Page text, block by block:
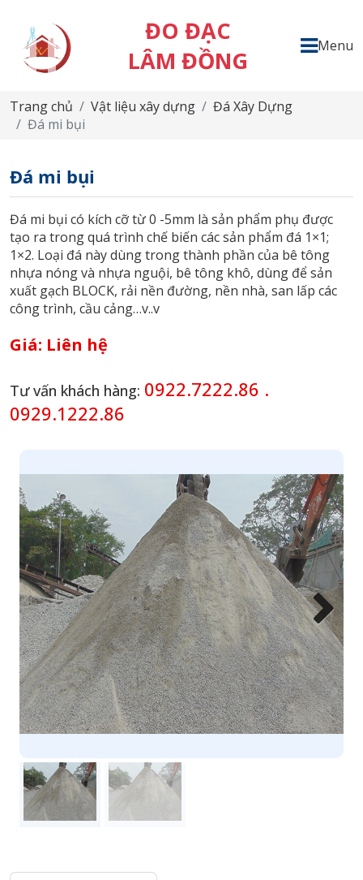
ĐO ĐẠC
LÂM ĐỒNG
Menu
Trang chủ Vật liệu xây dựng
Đá Xây Dựng
Đá mi bụi
Đá mi bụi
Đá mi bụi có kích cỡ từ 0 -5mm là sản phẩm phụ được
tạo ra trong quá trình chế biến các sản phẩm đá 1×1;
1×2. Loại đá này dùng trong thành phần của bê tông
nhựa nóng và nhựa nguội, bê tông khô, dùng để sản
xuất gạch BLOCK, rải nền đường, nền nhà, san lấp các
công trình, cầu cảng…v..v
Giá: Liên hệ
Tư vấn khách hàng: 0922.7222.86 .
0929.1222.86
Next